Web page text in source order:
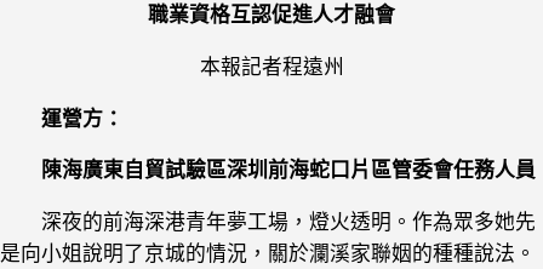
職業資格互認促進人才融會
本報記者程遠州
運營方：
陳海廣東自貿試驗區深圳前海蛇口片區管委會任務人員
深夜的前海深港青年夢工場，燈火透明。作為眾多她先
是向小姐說明了京城的情況，關於瀾溪家聯姻的種種說法。